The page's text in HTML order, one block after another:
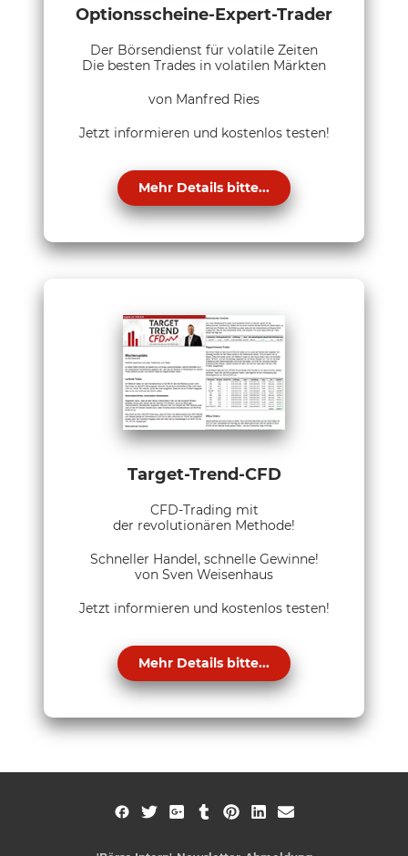
Optionsscheine-Expert-Trader
Der Börsendienst für volatile Zeiten
Die besten Trades in volatilen Märkten
von Manfred Ries
Jetzt informieren und kostenlos testen!
Mehr Details bitte...
Target-Trend-CFD
CFD-Trading mit
der revolutionären Methode!
Schneller Handel, schnelle Gewinne!
von Sven Weisenhaus
Jetzt informieren und kostenlos testen!
Mehr Details bitte...